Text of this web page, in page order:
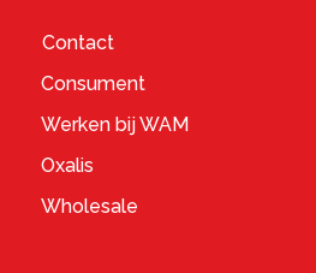
Contact
Consument
Werken bij WAM
Oxalis
Wholesale